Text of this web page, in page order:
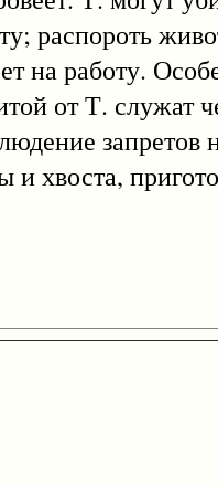
распороть
на работу.
от Т. служат
запретов
и хвоста,